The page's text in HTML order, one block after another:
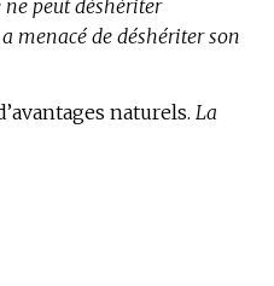
ne peut déshériter
menacé de déshériter son
naturels. La